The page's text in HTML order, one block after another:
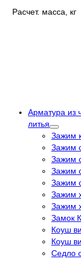
Расчет. масса, кг
Арматура из
литья
Зажим
Зажим
Зажим
Зажим
Зажим
Зажим
Зажим
Замок
Коуш
Коуш
Седло